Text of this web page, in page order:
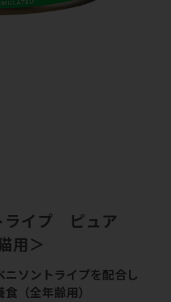
ライプ ピュア
用＞
ソントライプを配合し
（全年齢用）